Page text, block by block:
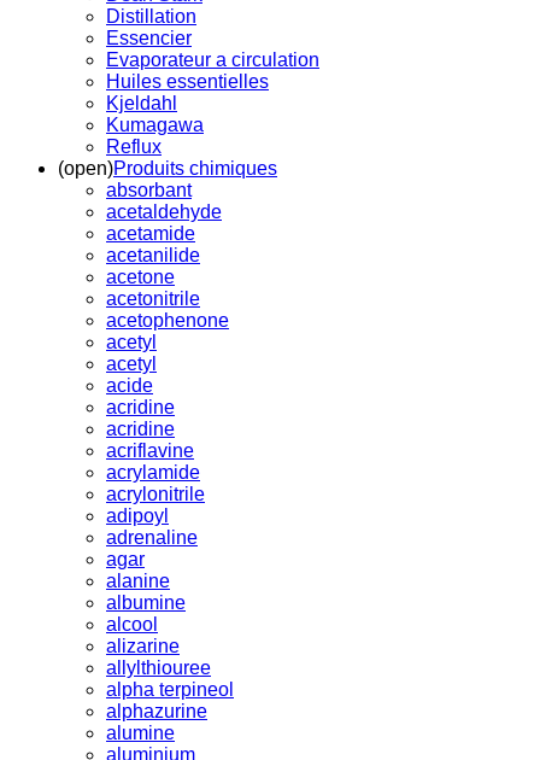
Distillation
Essencier
Evaporateur a circulation
Huiles essentielles
Kjeldahl
Kumagawa
Reflux
(open)Produits chimiques
absorbant
acetaldehyde
acetamide
acetanilide
acetone
acetonitrile
acetophenone
acetyl
acetyl
acide
acridine
acridine
acriflavine
acrylamide
acrylonitrile
adipoyl
adrenaline
agar
alanine
albumine
alcool
alizarine
allylthiouree
alpha terpineol
alphazurine
alumine
aluminium